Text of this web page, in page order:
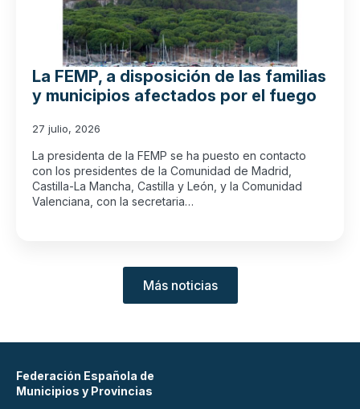
La FEMP, a disposición de las familias
y municipios afectados por el fuego
27 julio, 2026
La presidenta de la FEMP se ha puesto en contacto
con los presidentes de la Comunidad de Madrid,
Castilla-La Mancha, Castilla y León, y la Comunidad
Valenciana, con la secretaria…
Más noticias
Federación Española de
Municipios y Provincias